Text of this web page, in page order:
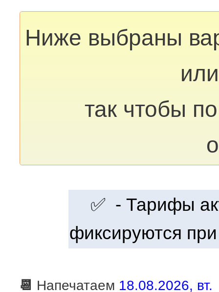
Ниже выбраны
так чтобы
✅ - Тарифы
фиксируются
📆 Напечатаем 18.08.2026, вт.